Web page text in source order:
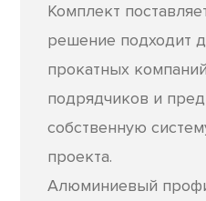
Комплект
решение подходит
прокатных
подрядчиков и
собственную
проекта.
Алюминиевый